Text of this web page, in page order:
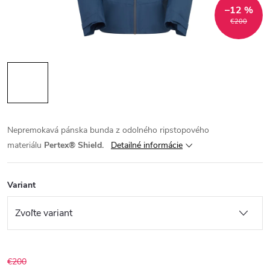
€200
–12 %
Nepremokavá pánska bunda z odolného ripstopového
materiálu Pertex® Shield. Detailné informácie
Variant
€200